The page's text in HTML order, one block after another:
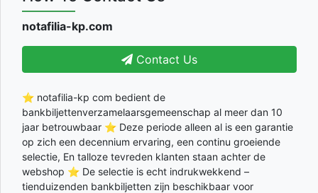
notafilia-kp.com
Contact Us
⭐ notafilia-kp com bedient de
bankbiljettenverzamelaarsgemeenschap al meer dan 10
jaar betrouwbaar ⭐ Deze periode alleen al is een garantie
op zich een decennium ervaring, een continu groeiende
selectie, En talloze tevreden klanten staan achter de
webshop ⭐ De selectie is echt indrukwekkend –
tienduizenden bankbiljetten zijn beschikbaar voor